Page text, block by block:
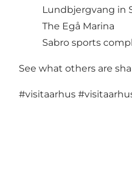
Lundbjergvang in
The Egå Marina
Sabro sports
See what others are
#visitaarhus